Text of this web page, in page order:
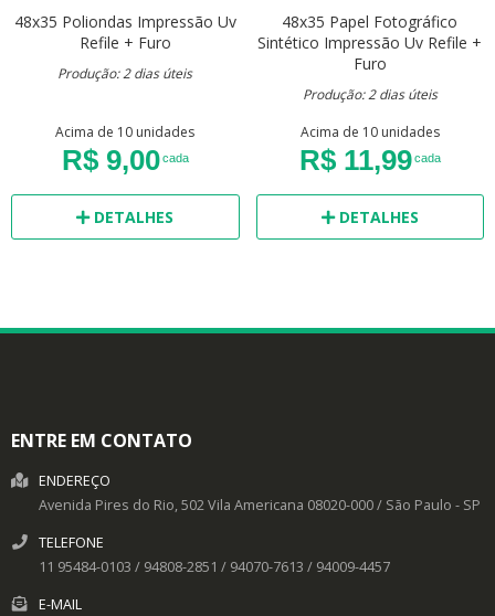
48x35 Poliondas Impressão Uv
Refile + Furo
Produção: 2 dias úteis
Acima de 10 unidades
R$ 9,00cada
DETALHES
48x35 Papel Fotográfico
Sintético Impressão Uv Refile +
Furo
Produção: 2 dias úteis
Acima de 10 unidades
R$ 11,99cada
DETALHES
ENTRE EM CONTATO
ENDEREÇO
Avenida Pires do Rio, 502Vila Americana 08020-000/ São Paulo - SP
TELEFONE
11 95484-0103 / 94808-2851 / 94070-7613 / 94009-4457
E-MAIL